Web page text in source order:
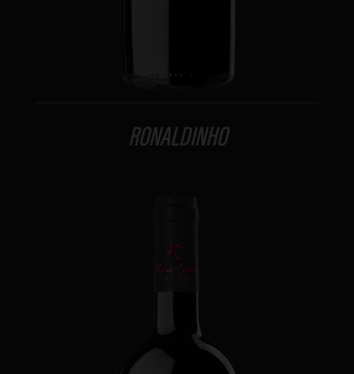
RONALDINHO